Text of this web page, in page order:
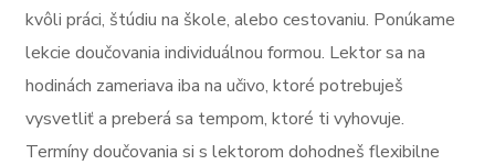
kvôli práci, štúdiu na škole, alebo cestovaniu. Ponúkame
lekcie doučovania individuálnou formou. Lektor sa na
hodinách zameriava iba na učivo, ktoré potrebuješ
vysvetliť a preberá sa tempom, ktoré ti vyhovuje.
Termíny doučovania si s lektorom dohodneš flexibilne